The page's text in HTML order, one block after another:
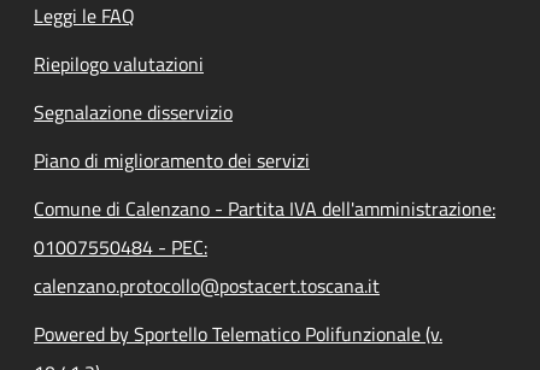
Leggi le FAQ
Riepilogo valutazioni
Segnalazione disservizio
Piano di miglioramento dei servizi
Comune di Calenzano - Partita IVA dell'amministrazione:
01007550484 - PEC:
calenzano.protocollo@postacert.toscana.it
Powered by Sportello Telematico Polifunzionale (v.